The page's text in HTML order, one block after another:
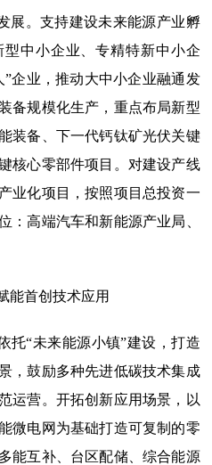
展。 支持建设未来能源产业孵
中小企业、专精特新中小企
企业，推动大中小企业融通发
备规模化生产，重点布局新型
装备、下一代钙钛矿光伏关键
核心零部件项目。对建设产线
业化项目，按照项目总投资一
：高端汽车和新能源产业局、
首创技术应用
托“未来能源小镇”建设，打造
，鼓励多种先进低碳技术集成
运营。开拓创新应用场景，以
微电网为基础打造可复制的零
能互补、台区配储、综合能源